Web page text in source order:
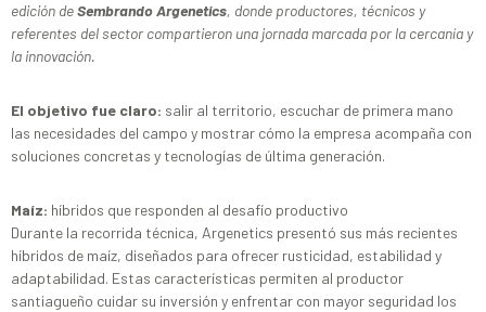
edición deSembrando Argenetics, donde productores, técnicos y
referentes del sector compartieron una jornada marcada por la cercanía y
la innovación.
El objetivo fue claro: salir al territorio, escuchar de primera mano
las necesidades del campo y mostrar cómo la empresa acompaña con
soluciones concretas y tecnologías de última generación.
Maíz: híbridos que responden al desafío productivo
Durante la recorrida técnica, Argenetics presentó sus más recientes
híbridos de maíz, diseñados para ofrecer rusticidad, estabilidad y
adaptabilidad. Estas características permiten al productor
santiagueño cuidar su inversión y enfrentar con mayor seguridad los